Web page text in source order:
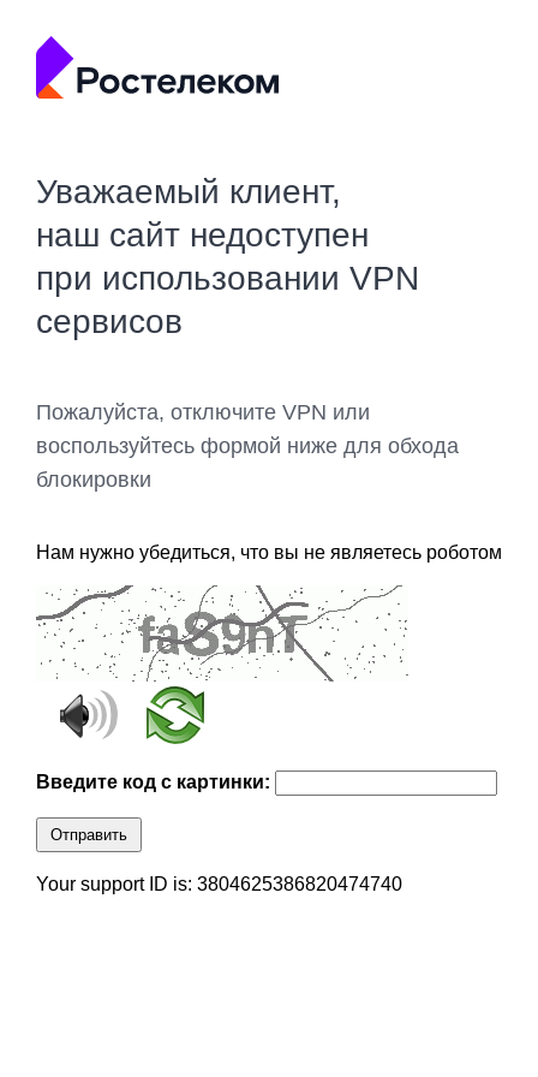
Уважаемый клиент,
наш сайт недоступен
при использовании VPN
сервисов
Пожалуйста, отключите VPN или
воспользуйтесь формой ниже для обхода
блокировки
Нам нужно убедиться, что вы не являетесь роботом
Введите код с картинки:
Отправить
Your support ID is: 3804625386820474740